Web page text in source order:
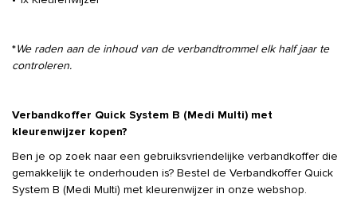
*We raden aan de inhoud van de verbandtrommel elk half jaar te
controleren.
Verbandkoffer Quick System B (Medi Multi) met
kleurenwijzer kopen?
Ben je op zoek naar een gebruiksvriendelijke verbandkoffer die
gemakkelijk te onderhouden is? Bestel de Verbandkoffer Quick
System B (Medi Multi) met kleurenwijzer in onze webshop.